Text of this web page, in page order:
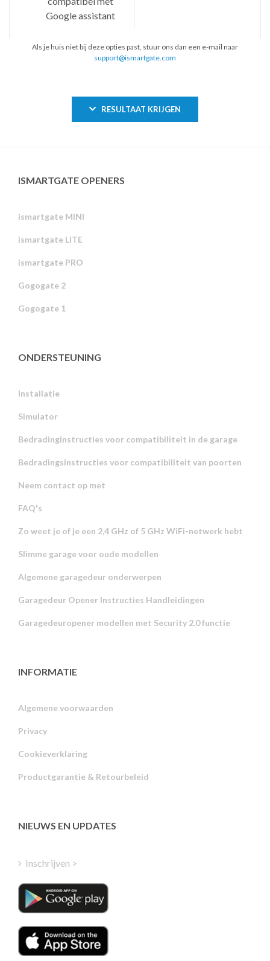
Als je huis niet bij deze opties past, stuur ons dan een e-mail naar
support@ismartgate.com
RESULTAAT KRIJGEN
ISMARTGATE OPENERS
ismartgate MINI
ismartgate LITE
ismartgate PRO
Gogogate 2
Gogogate 1
ONDERSTEUNING
Installatie
Simulator
Bedradinginstructies voor compatibiliteit in de garage
Bedradingsinstructies voor compatibiliteit van poorten
Neem contact op met
FAQ's
Zo weet je of je een 2,4 GHz of 5 GHz WiFi-netwerk hebt
Slimme garage voor oude modellen
Algemene garagedeur onderwerpen
Garagedeur Opener Instructies Handleidingen
Garagedeuropener modellen met Security 2.0 functie
INFORMATIE
Algemene voorwaarden
Privacy
Cookieverklaring
Productgarantie & Retourbeleid
NIEUWS EN UPDATES
Inschrijven >